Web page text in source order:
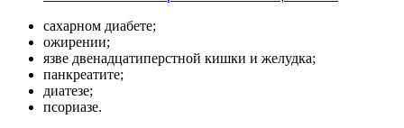
сахарном диабете;
ожирении;
язве двенадцатиперстной кишки и желудка;
панкреатите;
диатезе;
псориазе.